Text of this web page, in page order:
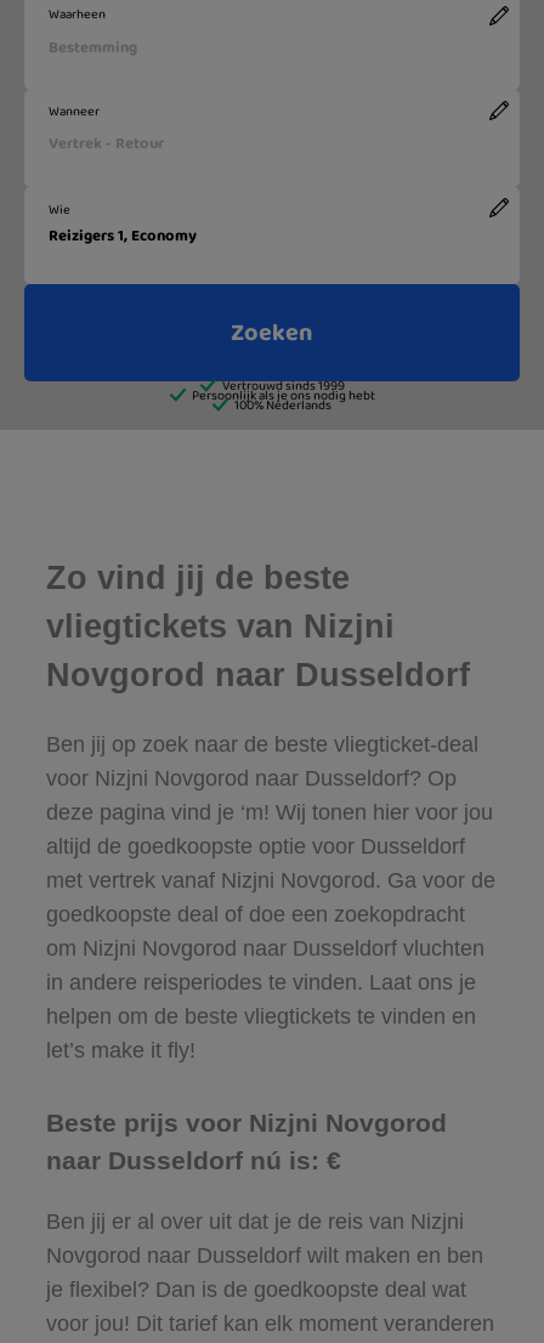
Zo vind jij de beste
vliegtickets van Nizjni
Novgorod naar Dusseldorf
Ben jij op zoek naar de beste vliegticket-deal
voor Nizjni Novgorod naar Dusseldorf? Op
deze pagina vind je ‘m! Wij tonen hier voor jou
altijd de goedkoopste optie voor Dusseldorf
met vertrek vanaf Nizjni Novgorod. Ga voor de
goedkoopste deal of doe een zoekopdracht
om Nizjni Novgorod naar Dusseldorf vluchten
in andere reisperiodes te vinden. Laat ons je
helpen om de beste vliegtickets te vinden en
let’s make it fly!
Beste prijs voor Nizjni Novgorod
naar Dusseldorf nú is: €
Ben jij er al over uit dat je de reis van Nizjni
Novgorod naar Dusseldorf wilt maken en ben
je flexibel? Dan is de goedkoopste deal wat
voor jou! Dit tarief kan elk moment veranderen